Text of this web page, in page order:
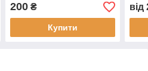
200₴
Купити
від